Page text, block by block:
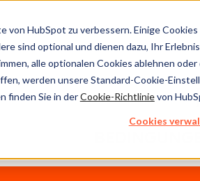
von HubSpot zu verbessern. Einige
sind optional und dienen dazu, Ihr
alle optionalen Cookies ablehnen
werden unsere Standard-Cookie-
finden Sie in derCookie-Richtlinievon
Cookies